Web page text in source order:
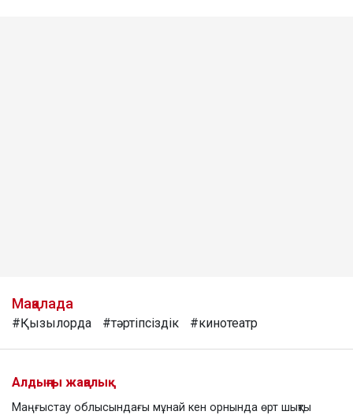
Мақалада
#Қызылорда #тәртіпсіздік #кинотеатр
Алдыңғы жаңалық
Маңғыстау облысындағы мұнай кен орнында өрт шықты